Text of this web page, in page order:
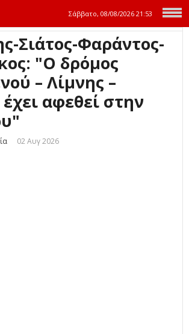
Σάββατο, 08/08/2026 21:53
Σιάτος-Φαράντος-
"Ο δρόμος
– Λίμνης –
αφεθεί στην
02 Αυγ 2026